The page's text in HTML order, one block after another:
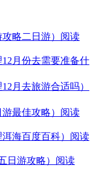
略二日游） 阅读
月份去需要准备什
月去旅游合适吗）
最佳攻略） 阅读
海百度百科） 阅读
日游攻略） 阅读